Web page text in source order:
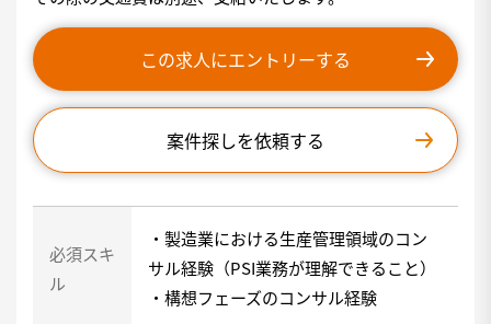
この求人にエントリーする
案件探しを依頼する
必須スキ
ル
・製造業における生産管理領域のコン
サル経験（PSI業務が理解できること）
・構想フェーズのコンサル経験